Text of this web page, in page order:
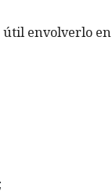
útil envolverlo en